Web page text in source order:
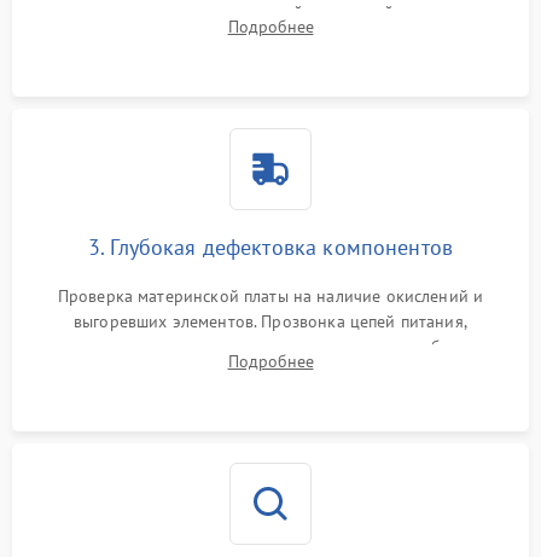
очистка внутренних полостей, шестерней и плат от
скопившейся пыли, волос и шерсти животных с
Подробнее
3. Глубокая дефектовка компонентов
Проверка материнской платы на наличие окислений и
выгоревших элементов. Прозвонка цепей питания,
тестирование приводных моторов колес и турбины
всасывания. Оценка состояния оптических и инфракрасных
Подробнее